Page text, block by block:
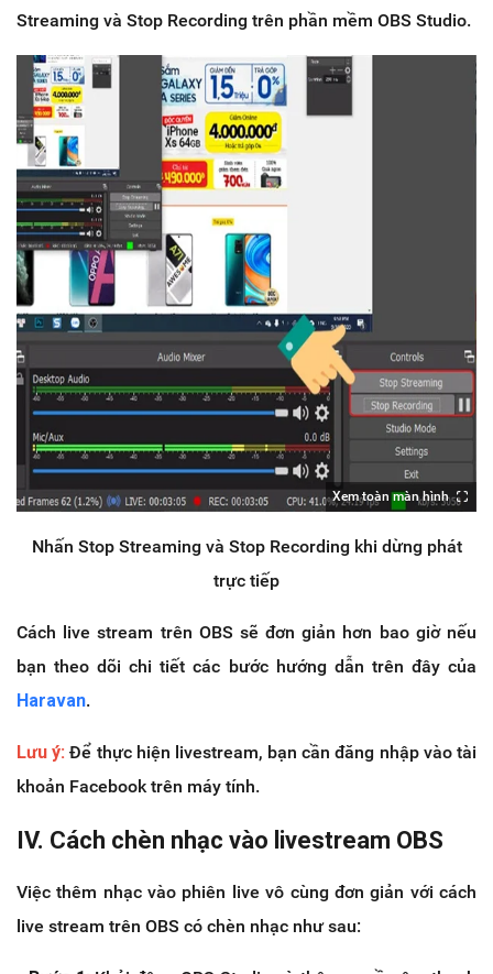
Streaming và Stop Recording trên phần mềm OBS Studio.
Xem toàn màn hình
Nhấn Stop Streaming và Stop Recording khi dừng phát
trực tiếp
Cách live stream trên OBS sẽ đơn giản hơn bao giờ nếu
bạn theo dõi chi tiết các bước hướng dẫn trên đây của
Haravan.
Lưu ý: Để thực hiện livestream, bạn cần đăng nhập vào tài
khoản Facebook trên máy tính.
IV. Cách chèn nhạc vào livestream OBS
Việc thêm nhạc vào phiên live vô cùng đơn giản với cách
live stream trên OBS có chèn nhạc như sau: